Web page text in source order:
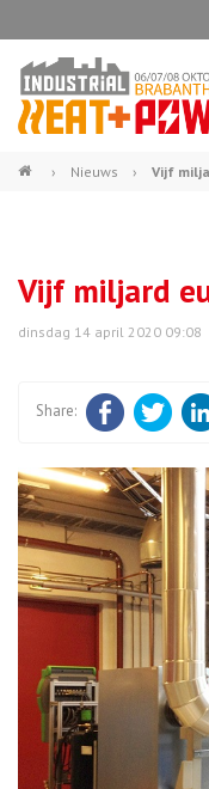
› Nieuws › Vijf
Vijf miljard
dinsdag 14 april 2020 09:08
Facebook